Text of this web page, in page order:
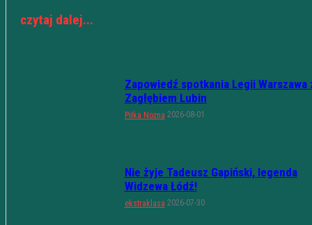
czytaj dalej...
Zapowiedź spotkania Legii Warszawa
Zagłębiem Lubin
Piłka Nożna 2026-08-01
Nie żyje Tadeusz Gapiński, legenda
Widzewa Łódź!
ekstraklasa 2026-07-30